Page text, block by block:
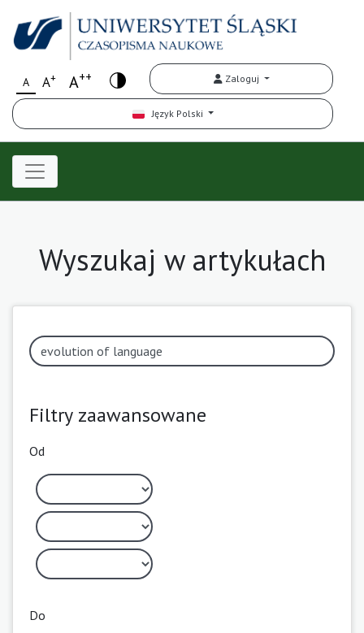
A A+ A++ Zaloguj
Język Polski
Wyszukaj w artykułach
Filtry zaawansowane
Od
Do